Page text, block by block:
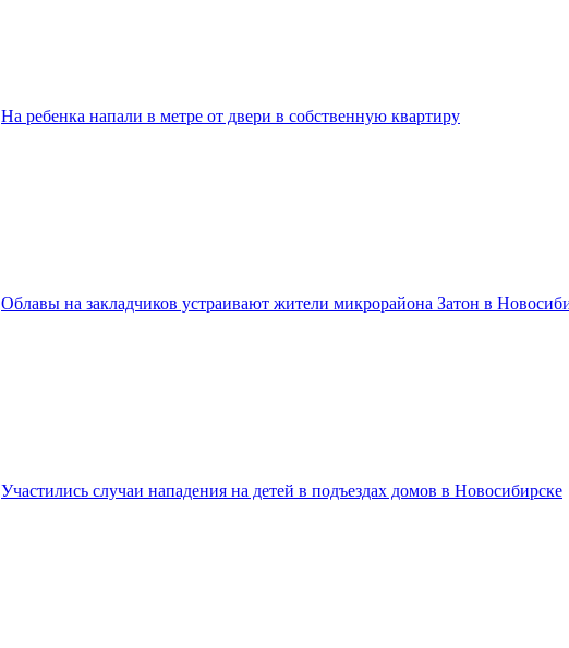
На ребенка напали в метре от двери в собственную квартиру
Облавы на закладчиков устраивают жители микрорайона Затон в
Участились случаи нападения на детей в подъездах домов в Новосибирске